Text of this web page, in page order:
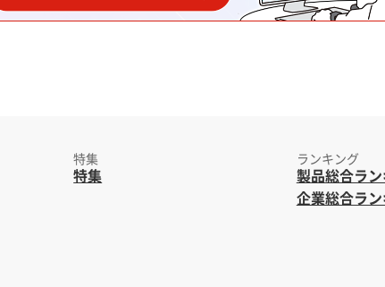
特集
特集
ランキング
製品総合ラ
企業総合ラ